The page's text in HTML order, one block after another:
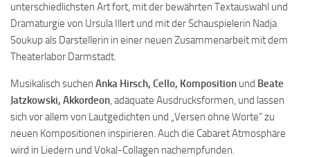
unterschiedlichsten Art fort, mit der bewährten Textauswahl und
Dramaturgie von Ursula Illert und mit der Schauspielerin Nadja
Soukup als Darstellerin in einer neuen Zusammenarbeit mit dem
Theaterlabor Darmstadt.
Musikalisch suchen Anka Hirsch, Cello, Komposition und Beate
Jatzkowski, Akkordeon, adäquate Ausdrucksformen, und lassen
sich vor allem von Lautgedichten und „Versen ohne Worte“ zu
neuen Kompositionen inspirieren. Auch die Cabaret Atmosphäre
wird in Liedern und Vokal-­Collagen nachempfunden.